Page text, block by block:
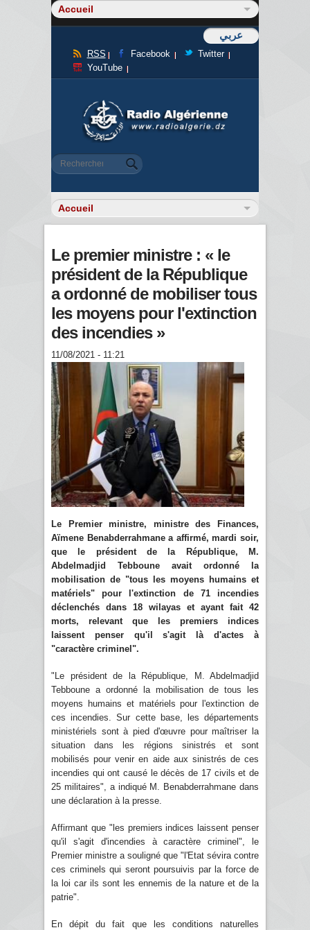
عربي
RSS Facebook
Twitter
YouTube
Formulaire de recherche
Rechercher
Le premier ministre : « le
président de la République
a ordonné de mobiliser tous
les moyens pour l'extinction
des incendies »
11/08/2021 - 11:21
Le Premier ministre, ministre des Finances,
Aïmene Benabderrahmane a affirmé, mardi soir,
que le président de la République, M.
Abdelmadjid Tebboune avait ordonné la
mobilisation de "tous les moyens humains et
matériels" pour l'extinction de 71 incendies
déclenchés dans 18 wilayas et ayant fait 42
morts, relevant que les premiers indices
laissent penser qu'il s'agit là d'actes à
"caractère criminel".
"Le président de la République, M. Abdelmadjid
Tebboune a ordonné la mobilisation de tous les
moyens humains et matériels pour l'extinction de
ces incendies. Sur cette base, les départements
ministériels sont à pied d'œuvre pour maîtriser la
situation dans les régions sinistrés et sont
mobilisés pour venir en aide aux sinistrés de ces
incendies qui ont causé le décès de 17 civils et de
25 militaires", a indiqué M. Benabderrahmane dans
une déclaration à la presse.
Affirmant que "les premiers indices laissent penser
qu'il s'agit d'incendies à caractère criminel", le
Premier ministre a souligné que "l'Etat sévira contre
ces criminels qui seront poursuivis par la force de
la loi car ils sont les ennemis de la nature et de la
patrie".
En dépit du fait que les conditions naturelles